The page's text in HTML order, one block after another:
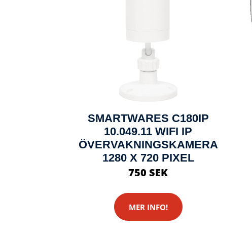
SMARTWARES C180IP
10.049.11 WIFI IP
ÖVERVAKNINGSKAMERA
1280 X 720 PIXEL
750 SEK
MER INFO!